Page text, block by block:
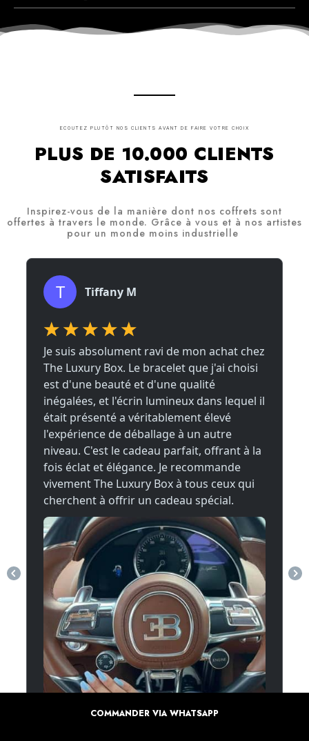
ECOUTEZ PLUTÔT NOS CLIENTS AVANT DE FAIRE VOTRE CHOIX
PLUS DE 10.000 CLIENTS
SATISFAITS
Inspirez-vous de la manière dont nos coffrets sont
offertes à travers le monde. Grâce à vous et à nos artistes
pour un monde moins industrielle
COMMANDER VIA WHATSAPP